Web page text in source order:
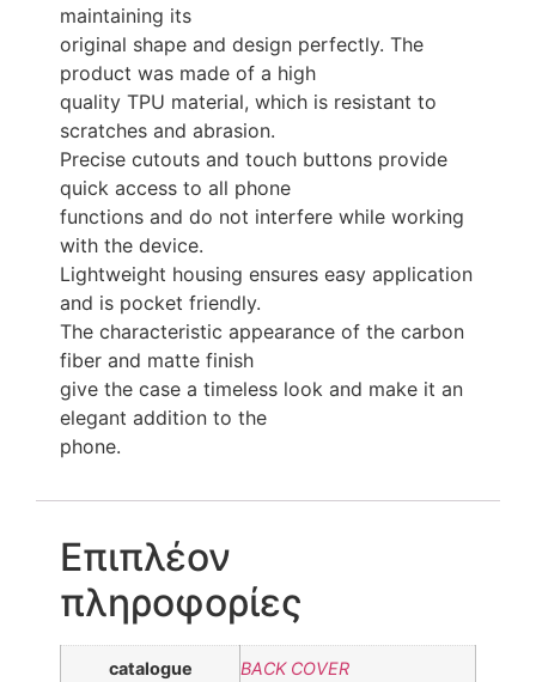
maintaining its
original shape and design perfectly. The
product was made of a high
quality TPU material, which is resistant to
scratches and abrasion.
Precise cutouts and touch buttons provide
quick access to all phone
functions and do not interfere while working
with the device.
Lightweight housing ensures easy application
and is pocket friendly.
The characteristic appearance of the carbon
fiber and matte finish
give the case a timeless look and make it an
elegant addition to the
phone.
Επιπλέον
πληροφορίες
catalogue BACK COVER